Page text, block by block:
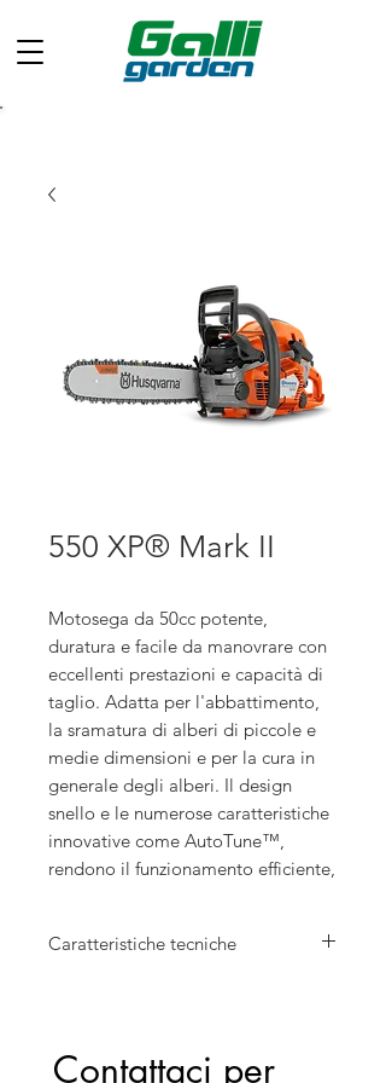
550 XP® Mark II
Motosega da 50cc potente,
duratura e facile da manovrare con
eccellenti prestazioni e capacità di
taglio. Adatta per l'abbattimento,
la sramatura di alberi di piccole e
medie dimensioni e per la cura in
generale degli alberi. Il design
snello e le numerose caratteristiche
innovative come AutoTune™,
rendono il funzionamento efficiente,
Caratteristiche tecniche
Velocità catena alla max
Contattaci per